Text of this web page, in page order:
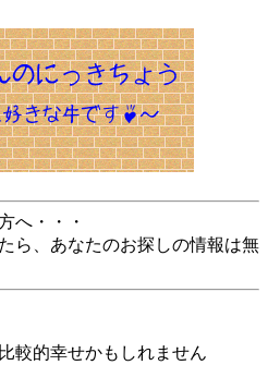
へ・・・
ら、あなたのお探しの情報は無
較的幸せかもしれません